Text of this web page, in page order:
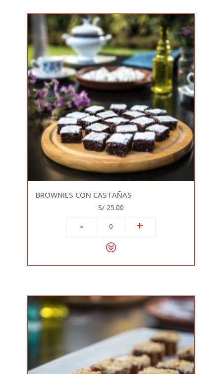
BROWNIES CON CASTAÑAS
S/ 25.00
- 0 +